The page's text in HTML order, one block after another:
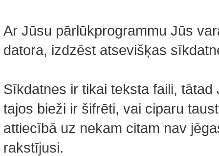
Ar Jūsu pārlūkprogrammu Jūs
datora, izdzēst atsevišķas
Sīkdatnes ir tikai teksta faili,
tajos bieži ir šifrēti, vai ciparu
attiecībā uz nekam citam nav
rakstījusi.